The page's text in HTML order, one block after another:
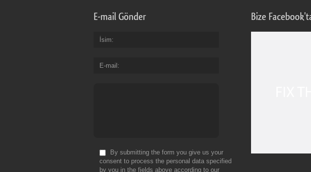
E-mail Gönder
İsim
E-mail
By submitting the form you give us your
consent to process the personal data specified
by you in the fields above according to our
Bize